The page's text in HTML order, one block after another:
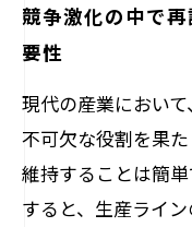
競争激化の中で
要性
現代の産業におい
不可欠な役割を果
維持することは簡
すると、生産ライ